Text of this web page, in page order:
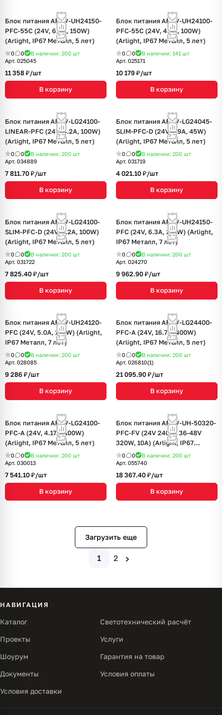
Блок питания ARPV-UH24150-
PFC-55C (24V, 6.3A, 150W)
(Arlight, IP67 Металл, 5 лет)
0 0 В наличии: 200 шт
Арт. 025045
11 358 ₽/шт
В корзину
Блок питания ARPV-UH24100-
PFC-55C (24V, 4.2A, 100W)
(Arlight, IP67 Металл, 5 лет)
0 0 В наличии: 141 шт
Арт. 025171
10 179 ₽/шт
В корзину
Блок питания ARPV-LG24100-
LINEAR-PFC (24V, 4.2A, 100W)
(Arlight, IP67 Металл, 5 лет)
0 0 В наличии: 200 шт
Арт. 034889
7 811.70 ₽/шт
В корзину
Блок питания ARPV-LG24045-
SLIM-PFC-D (24V, 1.9A, 45W)
(Arlight, IP67 Металл, 5 лет)
0 0 В наличии: 200 шт
Арт. 031719
4 021.10 ₽/шт
В корзину
Блок питания ARPV-LG24100-
SLIM-PFC-D (24V, 4.2A, 100W)
(Arlight, IP67 Металл, 5 лет)
0 0 В наличии: 200 шт
Арт. 031722
7 825.40 ₽/шт
В корзину
Блок питания ARPV-UH24150-
PFC (24V, 6.3A, 150W) (Arlight,
IP67 Металл, 7 лет)
0 0 В наличии: 200 шт
Арт. 024270
9 962.90 ₽/шт
В корзину
Блок питания ARPV-UH24120-
PFC (24V, 5.0A, 120W) (Arlight,
IP67 Металл, 7 лет)
0 0 В наличии: 200 шт
Арт. 028085
9 286 ₽/шт
В корзину
Блок питания ARPV-LG24400-
PFC-A (24V, 16.7A, 400W)
(Arlight, IP67 Металл, 5 лет)
0 0 В наличии: 200 шт
Арт. 026810(1)
21 095.90 ₽/шт
В корзину
Блок питания ARPV-LG24100-
PFC-A (24V, 4.17A, 100W)
(Arlight, IP67 Металл, 5 лет)
0 0 В наличии: 200 шт
Арт. 030013
7 541.10 ₽/шт
В корзину
Блок питания ARPV-UH-50320-
PFC-FV (24V 240W, 36-48V
320W, 10A) (Arlight, IP67
Металл, 7 лет)
0 0 В наличии: 200 шт
Арт. 055740
18 367.40 ₽/шт
В корзину
Загрузить еще
1 2 ›
НАВИГАЦИЯ
Каталог Светотехнический расчёт
Проекты Услуги
Шоурум Гарантия на товар
Документы Условия оплаты
Условия доставки